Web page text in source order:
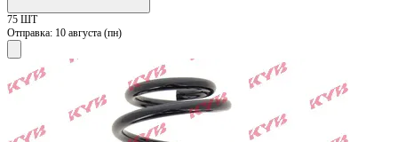
75 ШТ
Отправка: 10 августа (пн)